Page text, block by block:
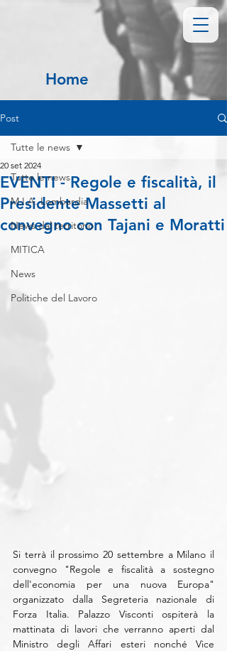
Home
Post
Tutte le news
M.I.A. Lombardia
News dal territorio
MITICA
News
Politiche del Lavoro
Tutte le news
EVENTI - Regole e fiscalità, il
Presidente Massetti al
convegno con Tajani e Moratti
20 set 2024
Si terrà il prossimo 20 settembre a Milano il
convegno "Regole e fiscalità a sostegno
dell'economia per una nuova Europa"
organizzato dalla Segreteria nazionale di
Forza Italia. Palazzo Visconti ospiterà la
mattinata di lavori che verranno aperti dal
Ministro degli Affari esteri nonché Vice